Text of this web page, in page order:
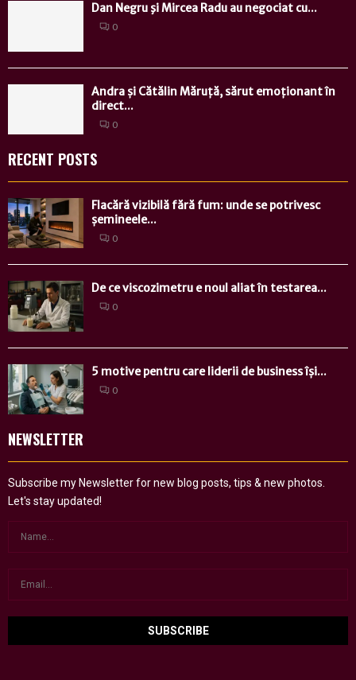
Dan Negru şi Mircea Radu au negociat cu...
0
Andra și Cătălin Măruță, sărut emoționant în
direct...
0
RECENT POSTS
Flacără vizibilă fără fum: unde se potrivesc
șemineele...
0
De ce viscozimetru e noul aliat în testarea...
0
5 motive pentru care liderii de business își...
0
NEWSLETTER
Subscribe my Newsletter for new blog posts, tips & new photos.
Let's stay updated!